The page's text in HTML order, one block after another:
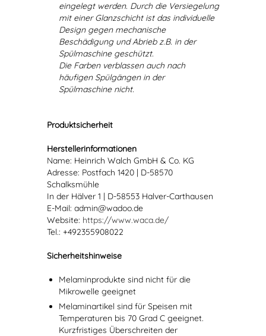
eingelegt werden. Durch die Versiegelung
mit einer Glanzschicht ist das individuelle
Design gegen mechanische
Beschädigung und Abrieb z.B. in der
Spülmaschine geschützt.
Die Farben verblassen auch nach
häufigen Spülgängen in der
Spülmaschine nicht.
Produktsicherheit
Herstellerinformationen
Name: Heinrich Walch GmbH & Co. KG
Adresse: Postfach 1420 | D-58570
Schalksmühle
In der Hälver 1 | D-58553 Halver-Carthausen
E-Mail: admin@wadoo.de
Website: https://www.waca.de/
Tel.: +492355908022
Sicherheitshinweise
Melaminprodukte sind nicht für die
Mikrowelle geeignet
Melaminartikel sind für Speisen mit
Temperaturen bis 70 Grad C geeignet.
Kurzfristiges Überschreiten der